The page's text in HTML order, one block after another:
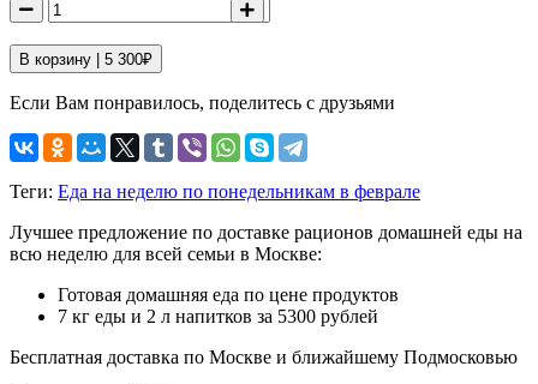
В корзину | 5 300₽
Если Вам понравилось, поделитесь с друзьями
Теги: Еда на неделю по понедельникам в феврале
Лучшее предложение по доставке рационов домашней еды на
всю неделю для всей семьи в Москве:
Готовая домашняя еда по цене продуктов
7 кг еды и 2 л напитков за 5300 рублей
Бесплатная доставка по Москве и ближайшему Подмосковью